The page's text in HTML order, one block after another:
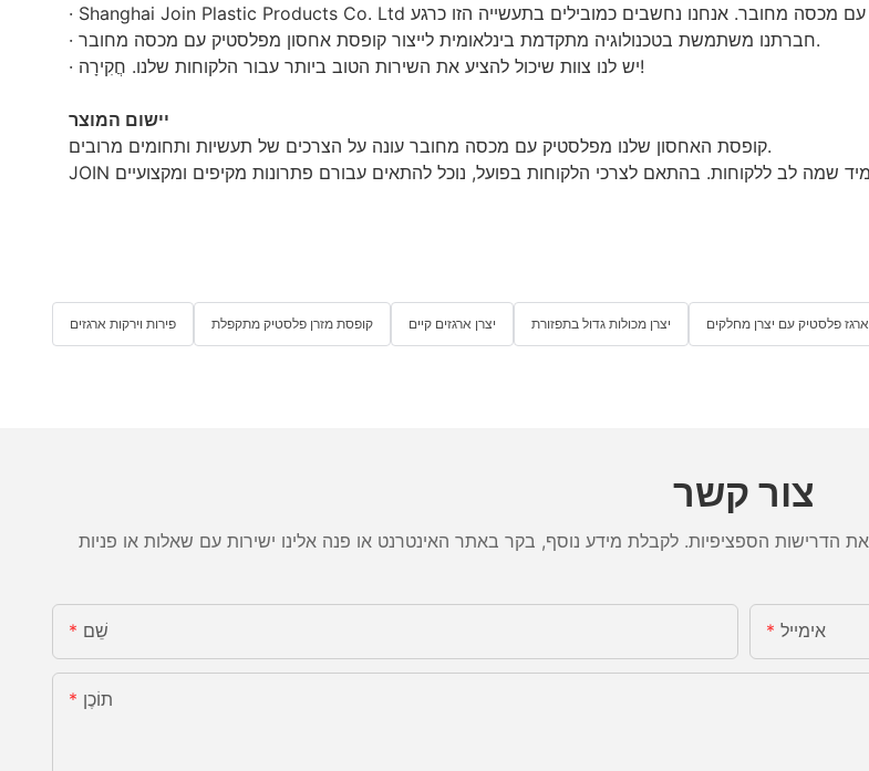
· חברתנו משתמשת בטכנולוגיה מתקדמת בינלאומית לייצור קופסת אחסון מפלסטיק עם מכסה מחובר.
· יש לנו צוות שיכול להציע את השירות הטוב ביותר עבור הלקוחות שלנו. חֲקִירָה!
יישום המוצר
קופסת האחסון שלנו מפלסטיק עם מכסה מחובר עונה על הצרכים של תעשיות ותחומים מרובים.
פירות וירקות ארגזים קופסת מזרן פלסטיק מתקפלת יצרן ארגזים קיים יצרן מכולות גדול בתפזורת ארגז פלסטיק עם יצרן מחלקים
צור קשר
שֵׁם אימייל
תוֹכֶן